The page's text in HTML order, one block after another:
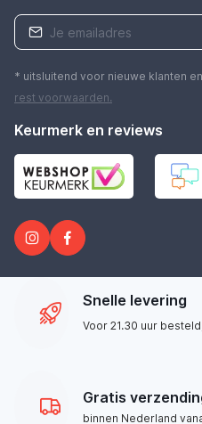
* uitsluitend voor nieuwe klanten
rest voorwaarden.
Keurmerk en reviews
Snelle levering
Voor 21.30 uur
Gratis
binnen Nederland